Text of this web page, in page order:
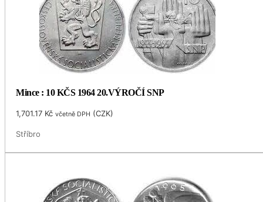
Mince : 10 KČS 1964 20.VÝROČÍ SNP
1,701.17 Kč včetně DPH (CZK)
Stříbro